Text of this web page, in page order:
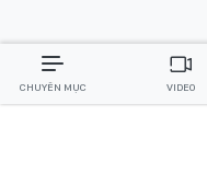
CHUYÊN MỤC VIDEO